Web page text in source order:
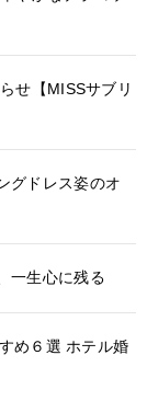
せ【MISSサブリ
グドレス姿のオ
一生心に残る
め６選 ホテル婚